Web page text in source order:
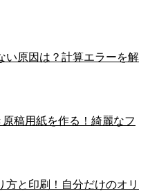
い原因は？計算エラーを解
稿用紙を作る！綺麗なフ
と印刷！自分だけのオリ